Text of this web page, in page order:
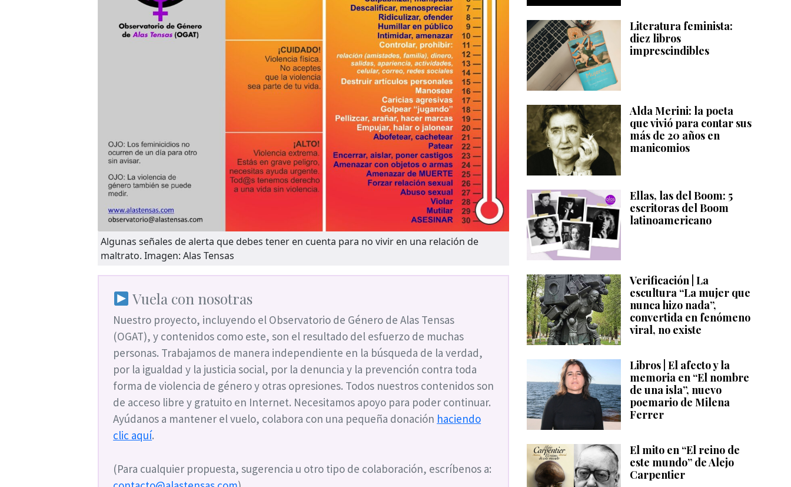
Algunas señales de alerta que debes tener en cuenta para no vivir en una relación de
maltrato. Imagen: Alas Tensas
Vuela con nosotras
Nuestro proyecto, incluyendo el Observatorio de Género de Alas Tensas
(OGAT), y contenidos como este, son el resultado del esfuerzo de muchas
personas. Trabajamos de manera independiente en la búsqueda de la verdad,
por la igualdad y la justicia social, por la denuncia y la prevención contra toda
forma de violencia de género y otras opresiones. Todos nuestros contenidos son
de acceso libre y gratuito en Internet. Necesitamos apoyo para poder continuar.
Ayúdanos a mantener el vuelo, colabora con una pequeña donación haciendo
clic aquí.
(Para cualquier propuesta, sugerencia u otro tipo de colaboración, escríbenos a:
Literatura feminista:
diez libros
imprescindibles
Alda Merini: la poeta
que vivió para contar sus
más de 20 años en
manicomios
Ellas, las del Boom: 5
escritoras del Boom
latinoamericano
Verificación | La
escultura “La mujer que
nunca hizo nada”,
convertida en fenómeno
viral, no existe
Libros | El afecto y la
memoria en “El nombre
de una isla”, nuevo
poemario de Milena
Ferrer
El mito en “El reino de
este mundo” de Alejo
Carpentier